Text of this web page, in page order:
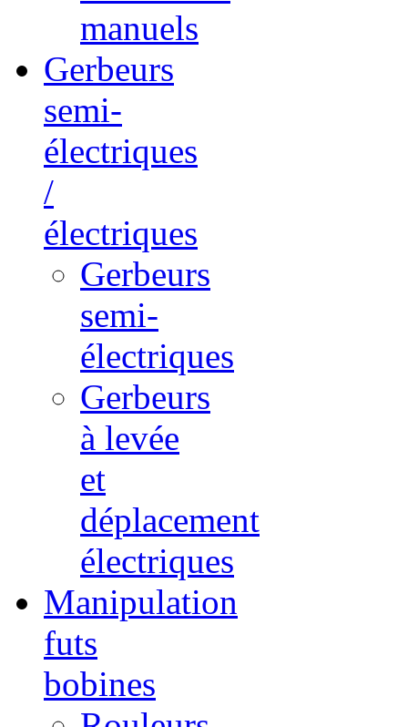
manuels
Gerbeurs
semi-
électriques
/
électriques
Gerbeurs
semi-
électriques
Gerbeurs
à levée
et
déplacement
électriques
Manipulation
futs
bobines